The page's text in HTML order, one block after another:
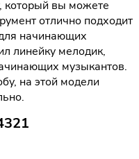
который вы можете
отлично подходит
начинающих
линейку мелодик,
музыкантов.
на этой модели